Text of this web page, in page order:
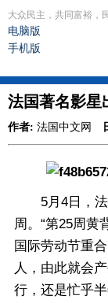
大众民主，共同富裕，
电脑版
手机版
法国著名影星
作者: 法国中文网
5月4日，法
周。“第25周黄
国际劳动节重
人，由此就会
行，还是忙乎